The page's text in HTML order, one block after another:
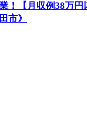
！【月収例38万
市》